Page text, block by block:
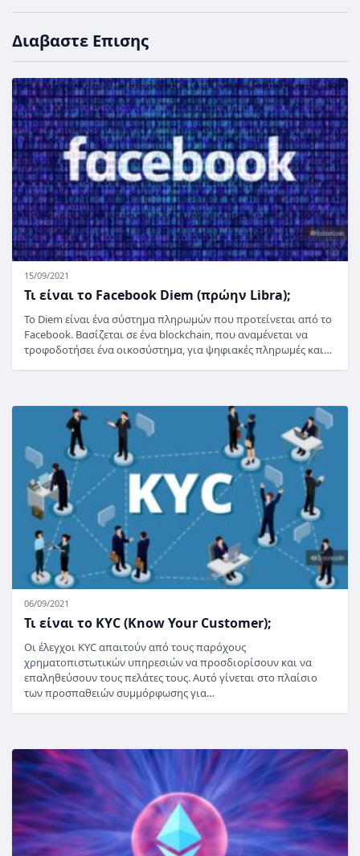
Διαβαστε Επισης
15/09/2021
Τι είναι το Facebook Diem (πρώην Libra);
Το Diem είναι ένα σύστημα πληρωμών που προτείνεται από το
Facebook. Βασίζεται σε ένα blockchain, που αναμένεται να
τροφοδοτήσει ένα οικοσύστημα, για ψηφιακές πληρωμές και…
06/09/2021
Τι είναι το KYC (Know Your Customer);
Οι έλεγχοι KYC απαιτούν από τους παρόχους
χρηματοπιστωτικών υπηρεσιών να προσδιορίσουν και να
επαληθεύσουν τους πελάτες τους. Αυτό γίνεται στο πλαίσιο
των προσπαθειών συμμόρφωσης για…